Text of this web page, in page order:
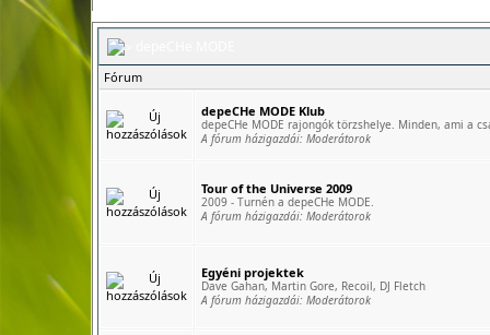
Fórum
depeCHe MODE Klub
depeCHe MODE rajongók törzshelye. Minden, ami a
A fórum házigazdái: Moderátorok
Tour of the Universe 2009
2009 - Turnén a depeCHe MODE.
A fórum házigazdái: Moderátorok
Egyéni projektek
Dave Gahan, Martin Gore, Recoil, DJ Fletch
A fórum házigazdái: Moderátorok